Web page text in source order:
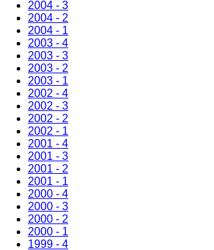
2004 - 3
2004 - 2
2004 - 1
2003 - 4
2003 - 3
2003 - 2
2003 - 1
2002 - 4
2002 - 3
2002 - 2
2002 - 1
2001 - 4
2001 - 3
2001 - 2
2001 - 1
2000 - 4
2000 - 3
2000 - 2
2000 - 1
1999 - 4